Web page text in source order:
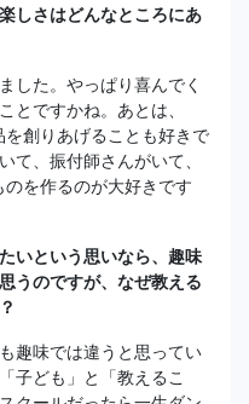
しさはどんなところにあ
した。やっぱり喜んでく
とですかね。あとは、
創りあげることも好きで
て、振付師さんがいて、
を作るのが大好きです
という思いなら、趣味
うのですが、なぜ教える
趣味では違うと思ってい
子ども」と「教えるこ